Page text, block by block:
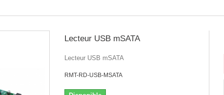
Lecteur USB mSATA
Lecteur USB mSATA
RMT-RD-USB-MSATA